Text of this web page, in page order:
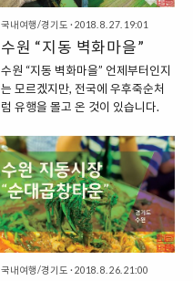
에서 박물관을 찾아볼 수 있는데요.
수원화성의 중심쯤에는 이렇게 수
원 화성의 역사에 대해서 잘 정리를
해둔 박물관이 있습니다. 바로 이름
부터 "화성 박물관"이라는 이름의
박물관이지요. "조선 후기, 정조 대
원 화성은 조선 후기에 생겨난 철저
한 계획도시라고 할 수 있습니다. 요
즘에는 서울 주변에서 다양한 신도
시를 볼 수 있는데요. 수..
국내여행/경기도 · 2018. 8. 27. 19:01
수원 “지동 벽화마을”
수원 “지동 벽화마을” 언제부터인지
는 모르겠지만, 전국에 우후죽순처
럼 유행을 몰고 온 것이 있습니다.
프로젝트가 큰 인기를 끌기 시작하
자 다른 지역에서도 우후죽순으로
이렇게 “벽화마을”이 탄생했답니다.
서울에서는 대표적으로 “이화동 벽
화마을”을 떠올려 볼 수 있는데요.
이화동 벽화마을은 벽화 덕분에 큰
인기를 끌게 되었지만, 이로 인해서
소음이 발생하면서 오버 투어리즘
국내여행/경기도 · 2018. 8. 26. 21:00